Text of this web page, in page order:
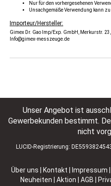
Nur für den vorhergesehenen
Unsachgemäße Verwendung kann
Importeur/Hersteller:
Gimex Dr. Gao Imp/Exp. GmbH, Merkurstr.
Info@gimex-messzeuge.de
Unser Angebot ist
Gewerbekunden bestimmt.
nicht
LUCID-Registrierung:
Über uns Kontakt Impressum
Neuheiten | Aktion
AGB